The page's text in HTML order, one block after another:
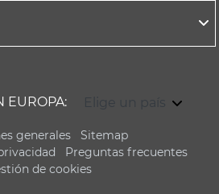
EUROPA: Elige un país
generales
Sitemap
Preguntas frecuentes
de cookies